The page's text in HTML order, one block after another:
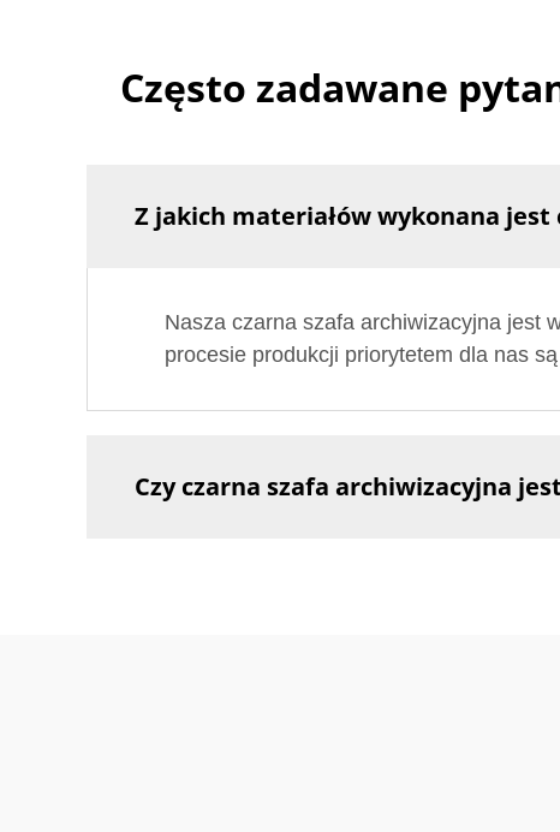
Często zadawane
Z jakich materiałów wykonana jest
Nasza czarna szafa archiwizacyjna jest
procesie produkcji priorytetem dla nas
Czy czarna szafa archiwizacyjna